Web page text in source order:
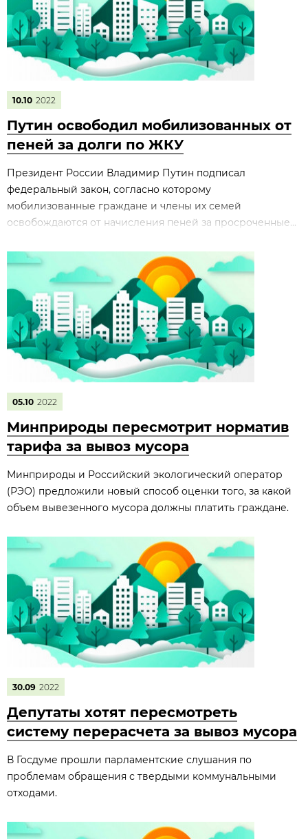
10.10 2022
Путин освободил мобилизованных от
пеней за долги по ЖКУ
Президент России Владимир Путин подписал
федеральный закон, согласно которому
мобилизованные граждане и члены их семей
освобождаются от начисления пеней за просроченные...
05.10 2022
Минприроды пересмотрит норматив
тарифа за вывоз мусора
Минприроды и Российский экологический оператор
(РЭО) предложили новый способ оценки того, за какой
объем вывезенного мусора должны платить граждане.
30.09 2022
Депутаты хотят пересмотреть
систему перерасчета за вывоз мусора
В Госдуме прошли парламентские слушания по
проблемам обращения с твердыми коммунальными
отходами.